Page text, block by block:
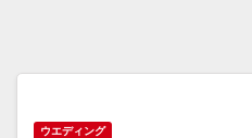
ウエディング